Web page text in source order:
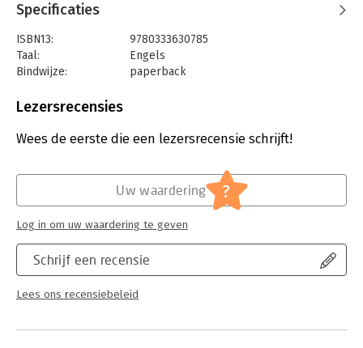
Specificaties
ISBN13:
9780333630785
Taal:
Engels
Bindwijze:
paperback
Lezersrecensies
Wees de eerste die een lezersrecensie schrijft!
Schrijf een recensie
Lees ons recensiebeleid
Uw waardering ?
Log in om uw waardering te geven